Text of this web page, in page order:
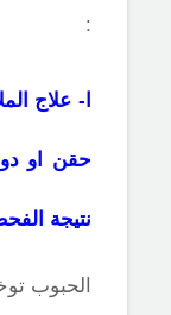
:
ا- علاج
حقن او
نتيجة
الحبوب